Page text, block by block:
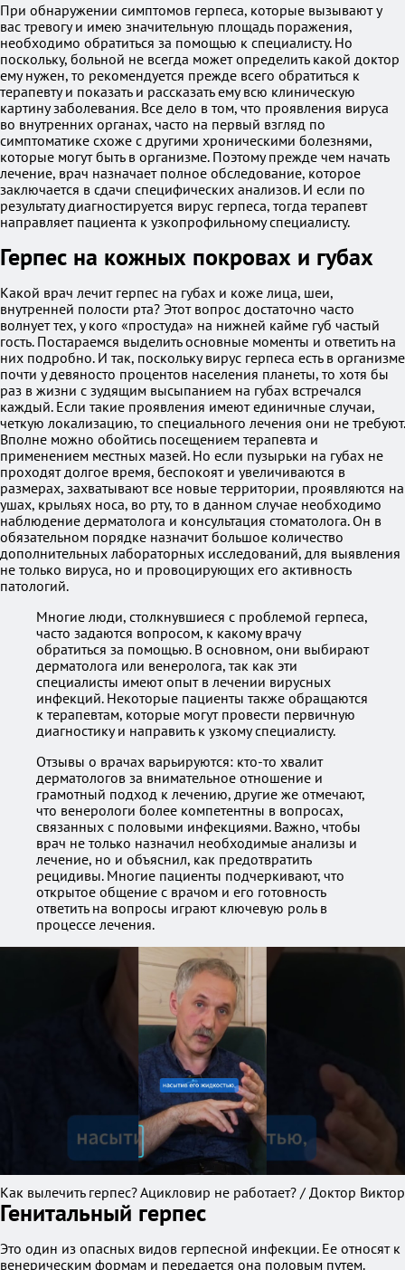
При обнаружении симптомов герпеса, которые вызывают у
вас тревогу и имею значительную площадь поражения,
необходимо обратиться за помощью к специалисту. Но
поскольку, больной не всегда может определить какой доктор
ему нужен, то рекомендуется прежде всего обратиться к
терапевту и показать и рассказать ему всю клиническую
картину заболевания. Все дело в том, что проявления вируса
во внутренних органах, часто на первый взгляд по
симптоматике схоже с другими хроническими болезнями,
которые могут быть в организме. Поэтому прежде чем начать
лечение, врач назначает полное обследование, которое
заключается в сдачи специфических анализов. И если по
результату диагностируется вирус герпеса, тогда терапевт
направляет пациента к узкопрофильному специалисту.
Герпес на кожных покровах и губах
Какой врач лечит герпес на губах и коже лица, шеи,
внутренней полости рта? Этот вопрос достаточно часто
волнует тех, у кого «простуда» на нижней кайме губ частый
гость. Постараемся выделить основные моменты и ответить на
них подробно. И так, поскольку вирус герпеса есть в организме
почти у девяносто процентов населения планеты, то хотя бы
раз в жизни с зудящим высыпанием на губах встречался
каждый. Если такие проявления имеют единичные случаи,
четкую локализацию, то специального лечения они не требуют.
Вполне можно обойтись посещением терапевта и
применением местных мазей. Но если пузырьки на губах не
проходят долгое время, беспокоят и увеличиваются в
размерах, захватывают все новые территории, проявляются на
ушах, крыльях носа, во рту, то в данном случае необходимо
наблюдение дерматолога и консультация стоматолога. Он в
обязательном порядке назначит большое количество
дополнительных лабораторных исследований, для выявления
не только вируса, но и провоцирующих его активность
патологий.
Многие люди, столкнувшиеся с проблемой герпеса,
часто задаются вопросом, к какому врачу
обратиться за помощью. В основном, они выбирают
дерматолога или венеролога, так как эти
специалисты имеют опыт в лечении вирусных
инфекций. Некоторые пациенты также обращаются
к терапевтам, которые могут провести первичную
диагностику и направить к узкому специалисту.
Отзывы о врачах варьируются: кто-то хвалит
дерматологов за внимательное отношение и
грамотный подход к лечению, другие же отмечают,
что венерологи более компетентны в вопросах,
связанных с половыми инфекциями. Важно, чтобы
врач не только назначил необходимые анализы и
лечение, но и объяснил, как предотвратить
рецидивы. Многие пациенты подчеркивают, что
открытое общение с врачом и его готовность
ответить на вопросы играют ключевую роль в
процессе лечения.
Как вылечить герпес? Ацикловир не работает? / Доктор Виктор
Генитальный герпес
Это один из опасных видов герпесной инфекции. Ее относят к
венерическим формам и передается она половым путем.